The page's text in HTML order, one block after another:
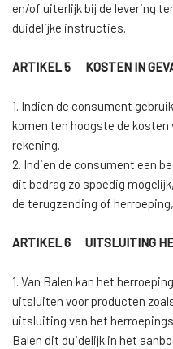
en/of uiterlijk bij de levering
duidelijke instructies.
ARTIKEL 5 KOSTEN IN
1. Indien de consument
komen ten hoogste de kosten
rekening.
2. Indien de consument een
dit bedrag zo spoedig
de terugzending of
ARTIKEL 6 UITSLUITING
1. Van Balen kan het
uitsluiten voor producten
uitsluiting van het
Balen dit duidelijk in het